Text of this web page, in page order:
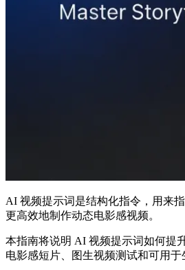
AI 视频提示词是结构化指令，用来
更高效地制作动态电影感视频。
本指南将说明 AI 视频提示词如何提
电影感短片、图生视频测试和可用于